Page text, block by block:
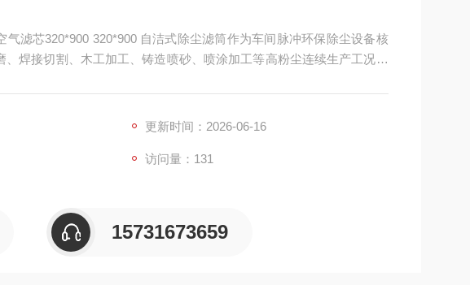
气滤芯320*900 320*900 自洁式除尘滤筒作为车间脉冲环保除尘设备核
、焊接切割、木工加工、铸造喷砂、喷涂加工等高粉尘连续生产工况设
更新时间：2026-06-16
访问量：131
15731673659